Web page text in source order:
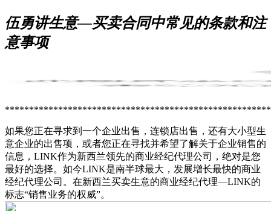
伍勇讲生意—买卖合同中常见的条款和注
意事项
如果您正在寻求到一个企业出售，连锁店出售，还有大小型生
意企业的出售项，或者您正在寻找并希望了解关于企业销售的
信息，LINK作为新西兰领先的商业经纪代理公司，绝对是您
最好的选择。如今LINK是南半球最大，发展增长最快的商业
经纪代理公司。在新西兰买卖生意的商业经纪代理—LINK的
标志“销售业务的权威”。